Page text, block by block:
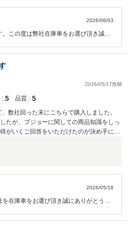
2026/06/03
この度は弊社在庫車をお選び頂き誠に
いただけるようできる限りのお手伝い
今後ともどうぞ宜しくお願い致しま
2026/05/17投稿
: 5 品質 : 5
数社回った末にこちらで購入しました。
たが、プジョーに関しての商品知識をしっ
がいくご回答をいただけたのが決め手にな
る維持費(主にメンテナンスですが)につい
を見据えながら決めることができたと思っ
てみる価値はあると思います。2026/05/18
在庫車をお選び頂き誠にありがとうご
いつでもご連絡を頂戴できればと思い
車に沢山の思い出があるとのこと事で
良い今回ご購入頂いたお車でも末永く沢